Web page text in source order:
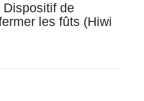
de
les fûts (Hiwi